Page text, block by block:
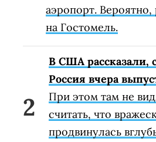
аэропорт. Вероятно,
на Гостомель.
В США рассказали,
Россия вчера
При этом там не
считать, что
продвинулась